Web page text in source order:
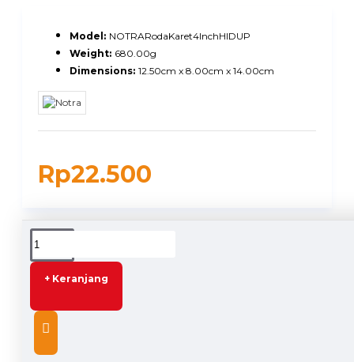
Rp22.500
Model: NOTRARodaKaret4InchHIDUP
Weight: 680.00g
Dimensions: 12.50cm x 8.00cm x 14.00cm
+ Keranjang
DESCRIPTION
Notra Roda Trolley Karet 4 inch - Hidup
Tipe : Roda Karet